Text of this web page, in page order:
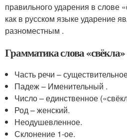
правильного ударения в слове
как в русском языке ударение
разноместным .
Грамматика слова «свёкла»
Часть речи –
Падеж – Именительный .
Число – единственное
Род – женский.
Неодушевленное.
Склонение 1-ое.